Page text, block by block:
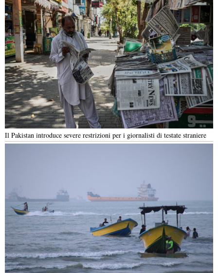
Il Pakistan introduce severe restrizioni per i giornalisti di testate straniere